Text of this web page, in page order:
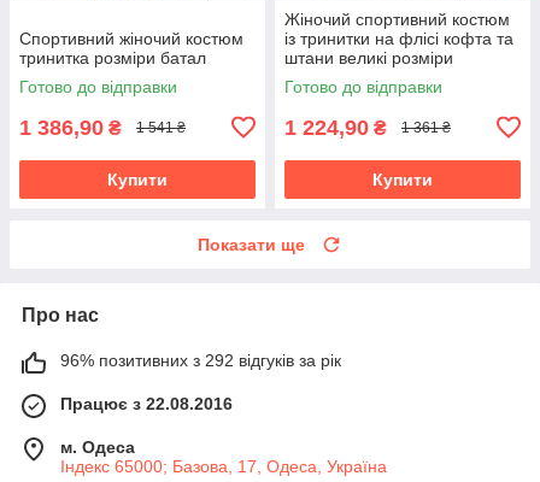
Спортивний жіночий костюм
тринитка розміри батал
Готово до відправки
1 386,90 ₴ 1 541 ₴
Купити
Жіночий спортивний костюм
із тринитки на флісі кофта та
штани великі розміри
Готово до відправки
1 224,90 ₴ 1 361 ₴
Купити
Показати ще
Про нас
96% позитивних з 292 відгуків за рік
Працює з 22.08.2016
м. Одеса
Індекс 65000; Базова, 17, Одеса, Україна